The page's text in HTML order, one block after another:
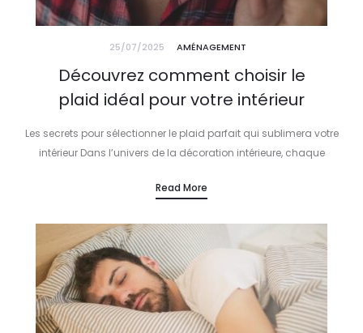
25/07/2025 AMÉNAGEMENT
Découvrez comment choisir le
plaid idéal pour votre intérieur
Les secrets pour sélectionner le plaid parfait qui sublimera votre
intérieur Dans l’univers de la décoration intérieure, chaque
Read More